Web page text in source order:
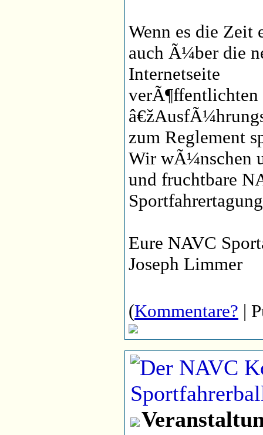
Wenn es die Zeit
auch Ã¼ber die
Internetseite
verÃ¶ffentlichten
zum Reglement
Wir wÃ¼nschen
und fruchtbare
Eure NAVC
Joseph Limmer
(Kommentare? |